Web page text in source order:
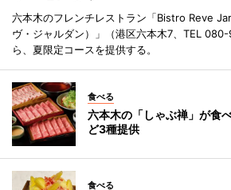
六本木のフレンチレストラン「Bistro Reve
ヴ・ジャルダン）」（港区六本木7、TEL
ら、夏限定コースを提供する。
食べる
六本木の「しゃぶ禅」が食
ど3種提供
食べる